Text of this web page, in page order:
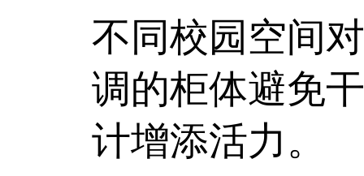
不同校园空间
调的柜体避免
计增添活力。